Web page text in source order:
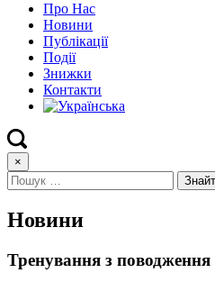
Про Нас
Новини
Публікації
Події
Знижки
Контакти
×
Новини
Тренування з поводження